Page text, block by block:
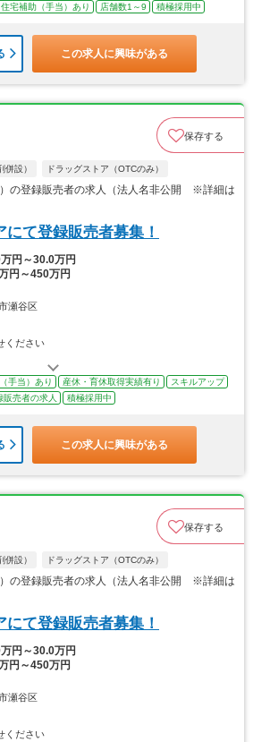
住宅補助（手当）あり 店舗数1～9 積極採用中
この求人に興味がある
保存する
併設） ドラッグストア（OTCのみ）
）の登録販売者の求人（法人名非公開 ※詳細は
て登録販売者募集！
万円～30.0万円
円～450万円
瀬谷区
ください
手当）あり 産休・育休取得実績有り
スキルアップ
販売者の求人 積極採用中
この求人に興味がある
保存する
併設） ドラッグストア（OTCのみ）
）の登録販売者の求人（法人名非公開 ※詳細は
て登録販売者募集！
万円～30.0万円
円～450万円
瀬谷区
ください